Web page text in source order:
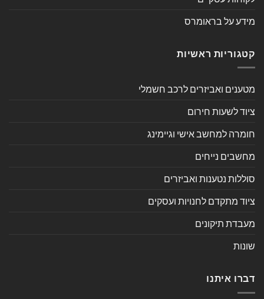
מידע על בראומרס
קטגוריות ראשיות
מטענים ואביזרים לרכב חשמלי
ציוד לשעות חירום
חומרה למחשב אישי וגיימינג
מחשבים נייחים
סוללות נטענות ואביזרים
ציוד מתקדם לחנויות ועסקים
מעבדת תיקונים
שונות
דברו איתנו